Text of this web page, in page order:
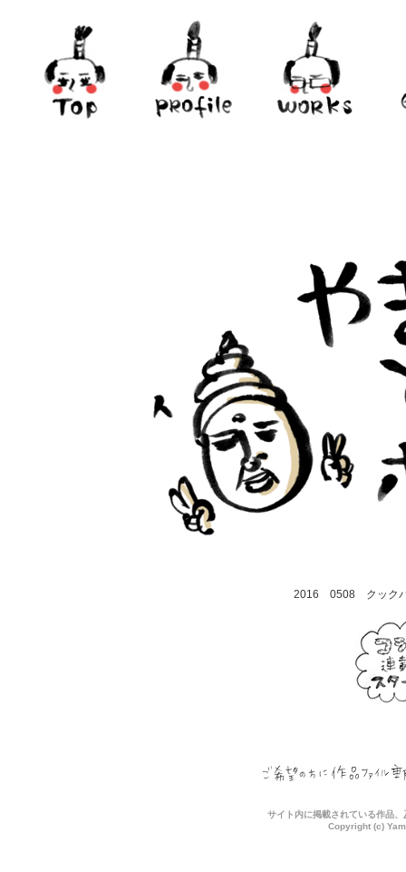
2016 0508 クックパ
サイト内に掲載されている作品
Copyright (c)